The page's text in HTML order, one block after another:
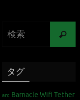
タグ
arc Barnacle Wifi Tether